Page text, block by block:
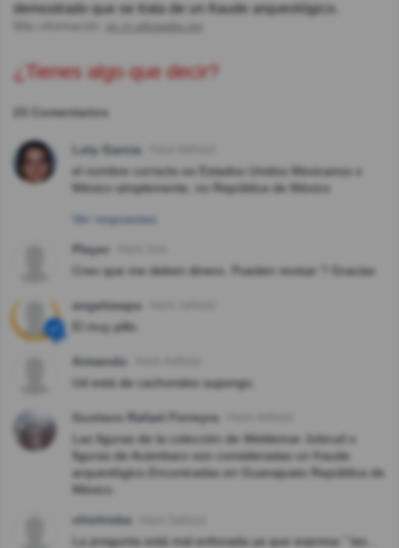
demostrado que se trata de un fraude arqueológico.
¿Tienes algo que decir?
23 Comentarios
Lety Garcia
el nombre correcto es Estados Unidos Mexicanos o
México simplemente, no República de México
Ver respuestas
Player
Creo que me deben dinero. Pueden revisar ? Gracias
angelzeapa
El muy pillo.
Armando
Ud está de cachondeo supongo.
Gustavo Rafael Ferreyra
Las figuras de la colección de Weldemar Julsrud o
figuras de Acámbaro son consideradas un fraude
arqueológico.Encontradas en Guanajuato República de
México.
chichisba
La pregunta está mal enfocada ya que expresa " las...